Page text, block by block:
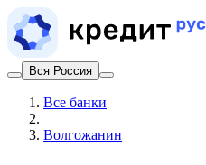
Вся Россия
Все банки
Волгожанин